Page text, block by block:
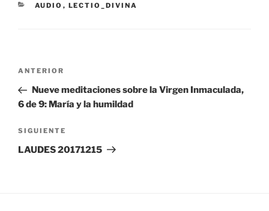
CATEGORÍAS
AUDIO , LECTIO_DIVINA
Navegación
entradas
Entrada
anterior:
ANTERIOR
Nueve meditaciones sobre la Virgen Inmaculada,
6 de 9: María y la humildad
Siguiente
entrada
SIGUIENTE
LAUDES 20171215